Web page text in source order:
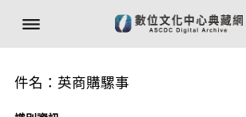
件名：英商購騾事